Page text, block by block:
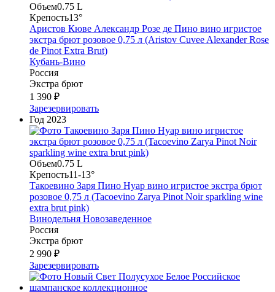
Объем0.75 L
Крепость13°
Аристов Кюве Александр Розе де Пино вино игристое
экстра брют розовое 0,75 л (Aristov Cuvee Alexander Rose
de Pinot Extra Brut)
Кубань-Вино
Россия
Экстра брют
1 390 ₽
Зарезервировать
Год 2023
Объем0.75 L
Крепость11-13°
Такоевино Заря Пино Нуар вино игристое экстра брют
розовое 0,75 л (Tacoevino Zarya Pinot Noir sparkling wine
extra brut pink)
Винодельня Новозаведенное
Россия
Экстра брют
2 990 ₽
Зарезервировать